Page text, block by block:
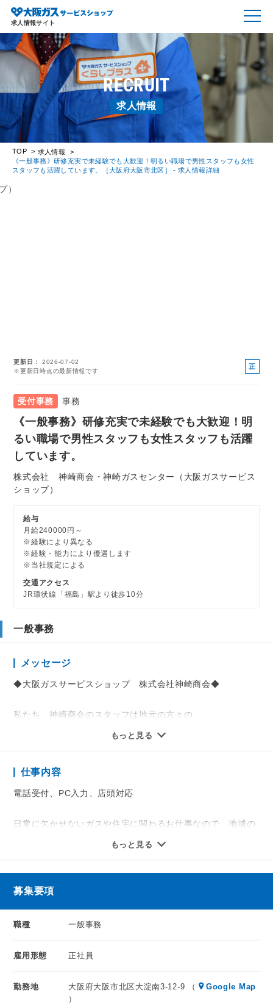
求人情報サイト
RECRUIT
求人情報
TOP
求人情報
《一般事務》研修充実で未経験でも大歓迎！明るい職場で男性スタッフも女性
スタッフも活躍しています。［大阪府大阪市北区］ - 求人情報詳細
更新日
2026-07-02
※更新日時点の最新情報です
正
受付事務 事務
《一般事務》研修充実で未経験でも大歓迎！明
るい職場で男性スタッフも女性スタッフも活躍
しています。
株式会社 神崎商会・神崎ガスセンター（大阪ガスサービス
ショップ）
給与
月給240000円～
※経験により異なる
※経験・能力により優遇します
※当社規定による
交通アクセス
JR環状線「福島」駅より徒歩10分
一般事務
メッセージ
◆大阪ガスサービスショップ 株式会社神崎商会◆
私たち、神崎商会のスタッフは地元の方々の
安全で快適な暮らしのお手伝いをさせて頂き、「ありがと
〈未経験スターの方も歓迎◎〉
知識や経験が無くてもまったく問題ありません。すぐに慣れ
ブランクがある方、異業種で活躍中の方も大歓迎です◎
けますよ♪
長く安心して働いてもらえるように福利厚生で入院保険加
あなたのご応募お待ちしております★
もっと見る
仕事内容
電話受付、PC入力、店頭対応
日常に欠かせないガスや住宅に関わるお仕事なので、地域の
しっかりサポートしますので知識や経験が無くてもまったく
もっと見る
募集要項
職種 一般事務
雇用形態 正社員
勤務地 大阪府大阪市北区大淀南3-12-9 （
Google Map
）